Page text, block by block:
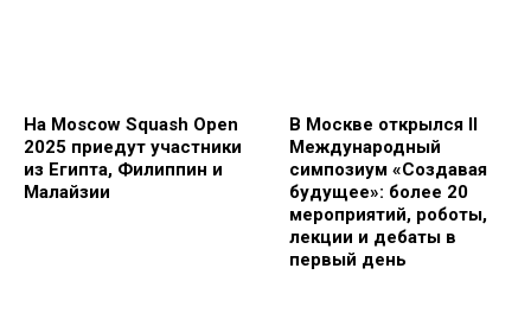
На Moscow Squash Open
2025 приедут участники
из Египта, Филиппин и
Малайзии
В Москве открылся II
Международный
симпозиум «Создавая
будущее»: более 20
мероприятий, роботы,
лекции и дебаты в
первый день